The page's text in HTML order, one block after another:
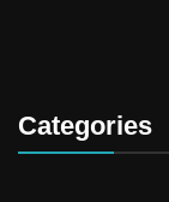
Categories